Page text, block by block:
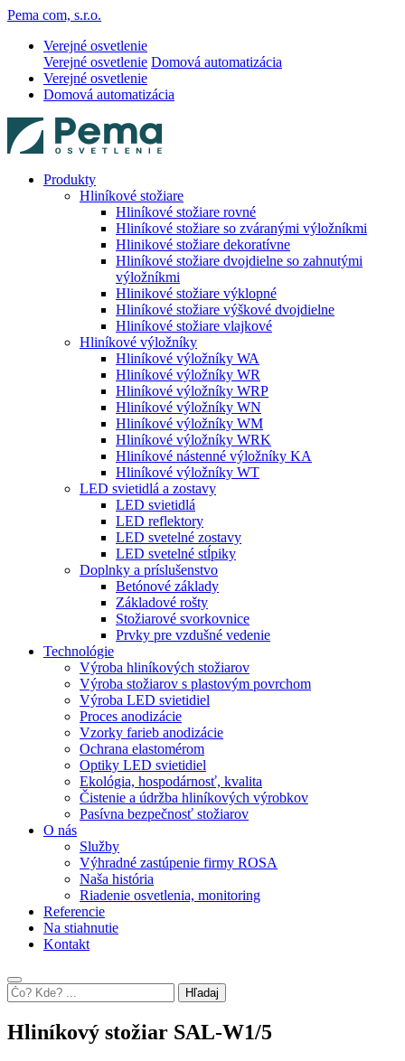
Pema com, s.r.o.
Verejné osvetlenie
Verejné osvetlenie Domová automatizácia
Verejné osvetlenie
Domová automatizácia
Produkty
Hliníkové stožiare
Hliníkové stožiare rovné
Hliníkové stožiare so zváranými výložníkmi
Hlinikové stožiare dekoratívne
Hliníkové stožiare dvojdielne so zahnutými
výložníkmi
Hlinikové stožiare výklopné
Hliníkové stožiare výškové dvojdielne
Hliníkové stožiare vlajkové
Hliníkové výložníky
Hliníkové výložníky WA
Hliníkové výložníky WR
Hliníkové výložníky WRP
Hliníkové výložníky WN
Hliníkové výložníky WM
Hliníkové výložníky WRK
Hliníkové nástenné výložníky KA
Hliníkové výložníky WT
LED svietidlá a zostavy
LED svietidlá
LED reflektory
LED svetelné zostavy
LED svetelné stĺpiky
Doplnky a príslušenstvo
Betónové základy
Základové rošty
Stožiarové svorkovnice
Prvky pre vzdušné vedenie
Technológie
Výroba hliníkových stožiarov
Výroba stožiarov s plastovým povrchom
Výroba LED svietidiel
Proces anodizácie
Vzorky farieb anodizácie
Ochrana elastomérom
Optiky LED svietidiel
Ekológia, hospodárnosť, kvalita
Čistenie a údržba hliníkových výrobkov
Pasívna bezpečnosť stožiarov
O nás
Služby
Výhradné zastúpenie firmy ROSA
Naša história
Riadenie osvetlenia, monitoring
Referencie
Na stiahnutie
Kontakt
Hľadaj
Hliníkový stožiar SAL-W1/5